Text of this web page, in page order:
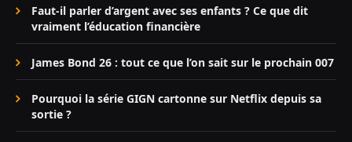
Faut-il parler d’argent avec ses enfants ? Ce que dit
vraiment l’éducation financière
James Bond 26 : tout ce que l’on sait sur le prochain 007
Pourquoi la série GIGN cartonne sur Netflix depuis sa
sortie ?